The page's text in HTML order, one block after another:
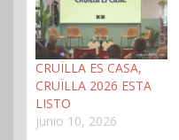
CRUÏLLA ES CASA,
CRUÏLLA 2026 ESTA
LISTO
junio 10, 2026